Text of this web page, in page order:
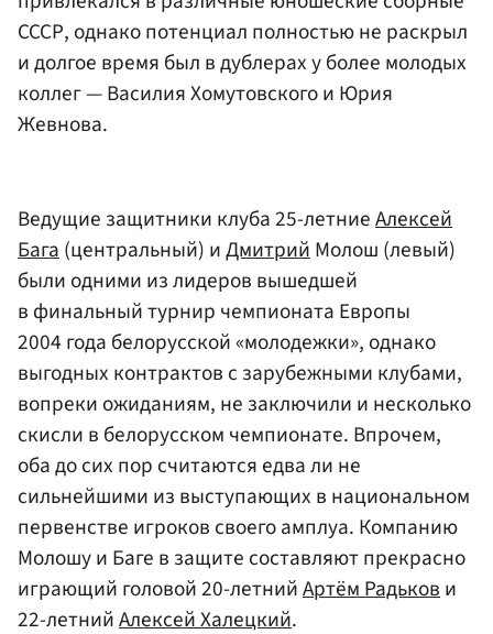
СССР, однако потенциал полностью не раскрыл
и долгое время был в дублерах у более молодых
коллег — Василия Хомутовского и Юрия
Жевнова.
Ведущие защитники клуба 25-летниеАлексей
Бага(центральный) иДмитрийМолош (левый)
были одними из лидеров вышедшей
в финальный турнир чемпионата Европы
2004 года белорусской «молодежки», однако
выгодных контрактов с зарубежными клубами,
вопреки ожиданиям, не заключили и несколько
скисли в белорусском чемпионате. Впрочем,
оба до сих пор считаются едва ли не
сильнейшими из выступающих в национальном
первенстве игроков своего амплуа. Компанию
Молошу и Баге в защите составляют прекрасно
играющий головой 20-летнийАртём Радькови
22-летнийАлексей Халецкий.